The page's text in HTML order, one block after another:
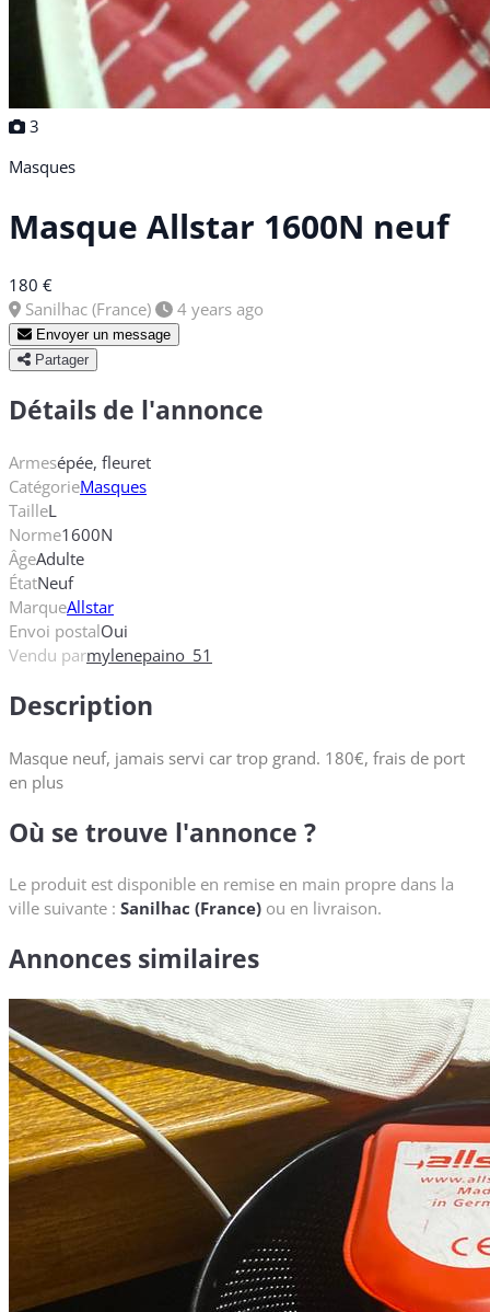
3
Masques
Masque Allstar 1600N neuf
180 €
Sanilhac (France)
4 years ago
Envoyer un message
Partager
Détails de l'annonce
Armesépée, fleuret
CatégorieMasques
TailleL
Norme1600N
ÂgeAdulte
ÉtatNeuf
MarqueAllstar
Envoi postalOui
Vendu parmylenepaino_51
Description
Masque neuf, jamais servi car trop grand. 180€, frais de port
en plus
Où se trouve l'annonce ?
Le produit est disponible en remise en main propre dans la
ville suivante : Sanilhac (France) ou en livraison.
Annonces similaires